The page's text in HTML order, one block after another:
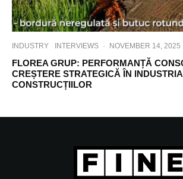
INDUSTRY INTERVIEWS · NOVEMBER 14, 2025
FLOREA GRUP: PERFORMANȚĂ
CREȘTERE STRATEGICĂ ÎN INDUSTRIA
CONSTRUCȚIILOR